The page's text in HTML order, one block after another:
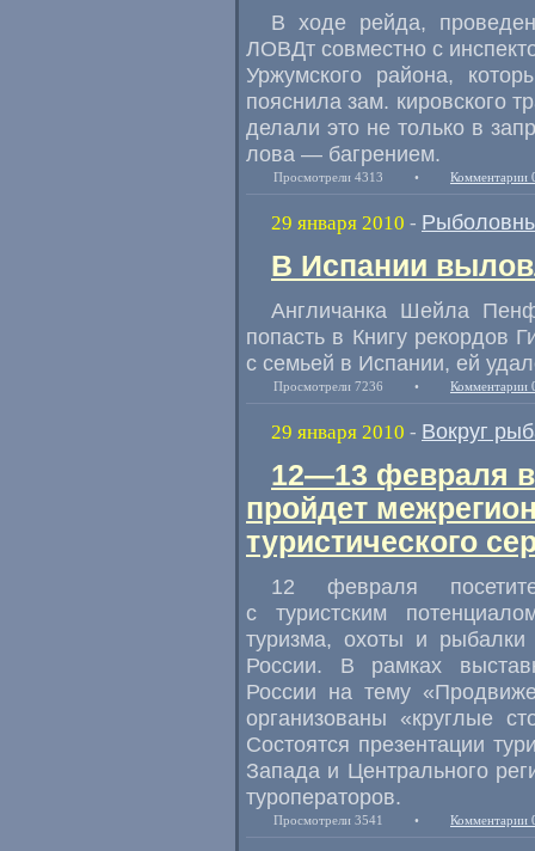
В ходе рейда,
ЛОВДт совместно с
Уржумского района,
пояснила зам. кировского
делали это не только в
лова — багрением.
Просмотрели 4313 • Комментарии
29 января 2010 -
В Испании
Англичанка Шейла
попасть в Книгу рекордов
с семьей в Испании, ей
Просмотрели 7236 • Комментарии
29 января 2010 - Вокруг
12—13 февраля
пройдет
туристического
12 февраля
с туристским
туризма, охоты и рыбалки
России. В рамках
России на тему
организованы «круглые
Состоятся презентации
Запада и Центрального
туроператоров.
Просмотрели 3541 • Комментарии